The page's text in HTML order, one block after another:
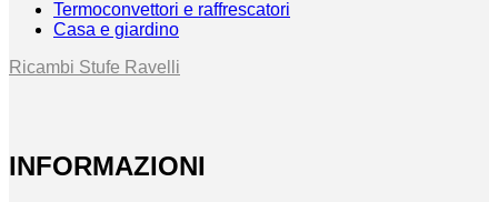
Termoconvettori e raffrescatori
Casa e giardino
Ricambi Stufe Ravelli
INFORMAZIONI